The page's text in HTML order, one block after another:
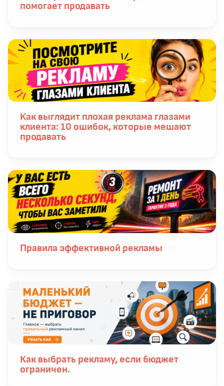
помогает продавать
Как выглядит плохая реклама глазами
клиента: 10 ошибок, которые мешают
продавать
Правила эффективной рекламы
Как выбрать рекламу, если бюджет
ограничен.